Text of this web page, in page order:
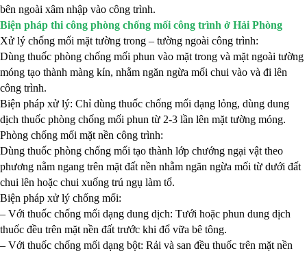
bên ngoài xâm nhập vào công trình.
Biện pháp thi công phòng chống mối công trình ở Hải Phòng
Xử lý chống mối mặt tường trong – tường ngoài công trình:
Dùng thuốc phòng chống mối phun vào mặt trong và mặt ngoài tường
móng tạo thành màng kín, nhằm ngăn ngừa mối chui vào và đi lên
công trình.
Biện pháp xử lý: Chỉ dùng thuốc chống mối dạng lỏng, dùng dung
dịch thuốc phòng chống mối phun từ 2-3 lần lên mặt tường móng.
Phòng chống mối mặt nền công trình:
Dùng thuốc phòng chống mối tạo thành lớp chướng ngại vật theo
phương nằm ngang trên mặt đất nền nhằm ngăn ngừa mối từ dưới đất
chui lên hoặc chui xuống trú ngụ làm tổ.
Biện pháp xử lý chống mối:
– Với thuốc chống mối dạng dung dịch: Tưới hoặc phun dung dịch
thuốc đều trên mặt nền đất trước khi đổ vữa bê tông.
– Với thuốc chống mối dạng bột: Rải và san đều thuốc trên mặt nền